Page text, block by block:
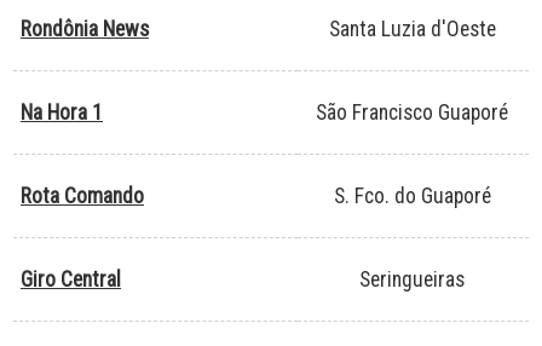
Rondônia News Santa Luzia d'Oeste
Na Hora 1 São Francisco Guaporé
Rota Comando S. Fco. do Guaporé
Giro Central Seringueiras